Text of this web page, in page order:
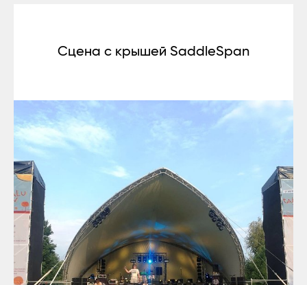
Сцена с крышей SaddleSpan